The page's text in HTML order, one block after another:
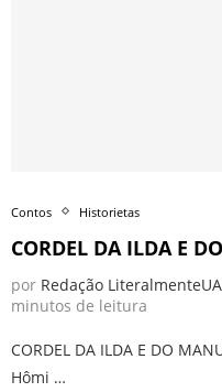
Contos Historietas
CORDEL DA ILDA E
por Redação
minutos de leitura
CORDEL DA ILDA E DO
Hômi …